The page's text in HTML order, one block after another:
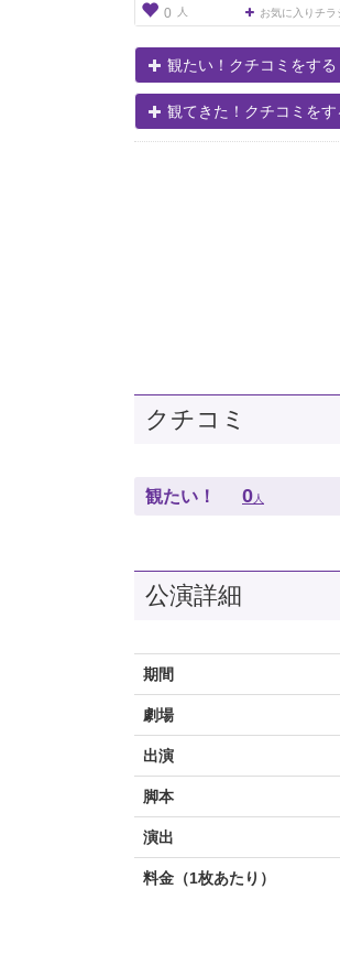
0 人 お気に入りチラ
観たい！クチコミをする
観てきた！クチコミをす
クチコミ
観たい！ 0 人
公演詳細
期間
劇場
出演
脚本
演出
料金（1枚あたり）